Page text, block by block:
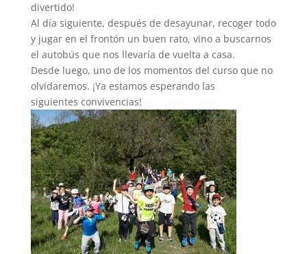
divertido!
Al día siguiente, después de desayunar, recoger todo
y jugar en el frontón un buen rato, vino a buscarnos
el autobús que nos llevaría de vuelta a casa.
Desde luego, uno de los momentos del curso que no
olvidaremos. ¡Ya estamos esperando las
siguientes convivencias!